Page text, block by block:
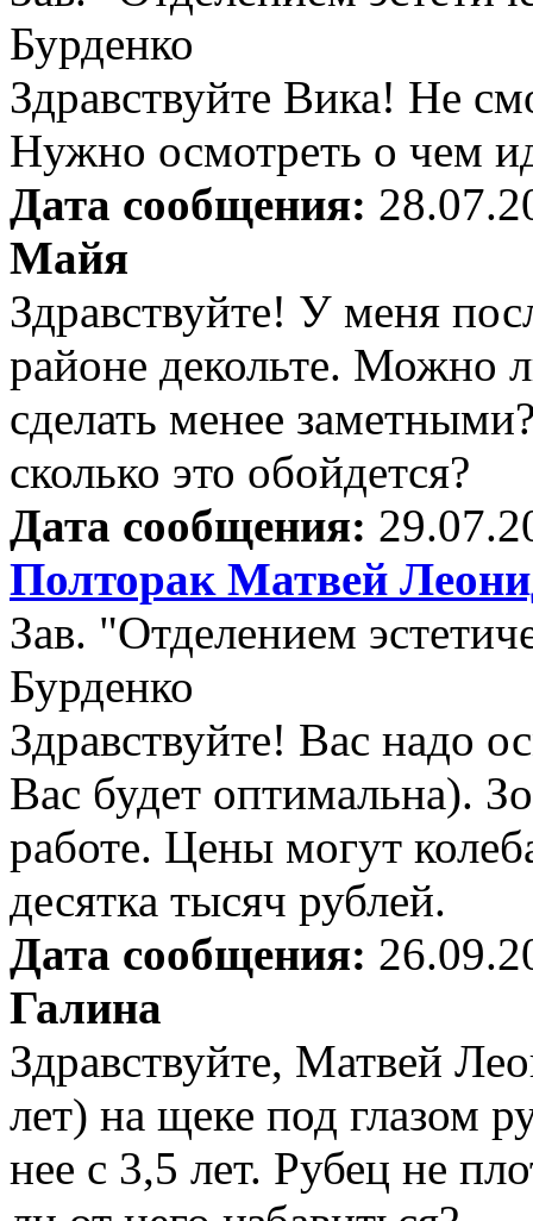
Бурденко
Здравствуйте Вика! Не
Нужно осмотреть о чем
Дата сообщения:
Майя
Здравствуйте! У меня
районе декольте. Можно
сделать менее
сколько это обойдется?
Дата сообщения:
Полторак Матвей
Зав. "Отделением
Бурденко
Здравствуйте! Вас надо
Вас будет оптимальна).
работе. Цены могут
десятка тысяч рублей.
Дата сообщения:
Галина
Здравствуйте, Матвей
лет) на щеке под глазом
нее с 3,5 лет. Рубец не